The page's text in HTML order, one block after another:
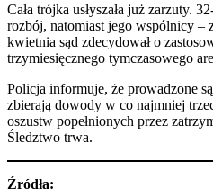
Cała trójka usłyszała już zarzuty.
rozbój, natomiast jego wspólnicy –
kwietnia sąd zdecydował o
trzymiesięcznego tymczasowego
Policja informuje, że prowadzone
zbierają dowody w co najmniej
oszustw popełnionych przez
Śledztwo trwa.
Źródła: